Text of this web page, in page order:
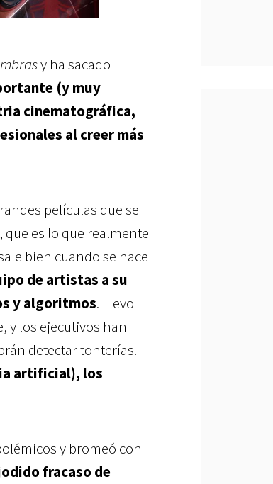
y ha sacado
(y muy
cinematográfica,
al creer más
películas que se
es lo que realmente
bien cuando se hace
de artistas a su
y algoritmos. Llevo
y los ejecutivos han
detectar tonterías.
artificial), los
y bromeó con
fracaso de